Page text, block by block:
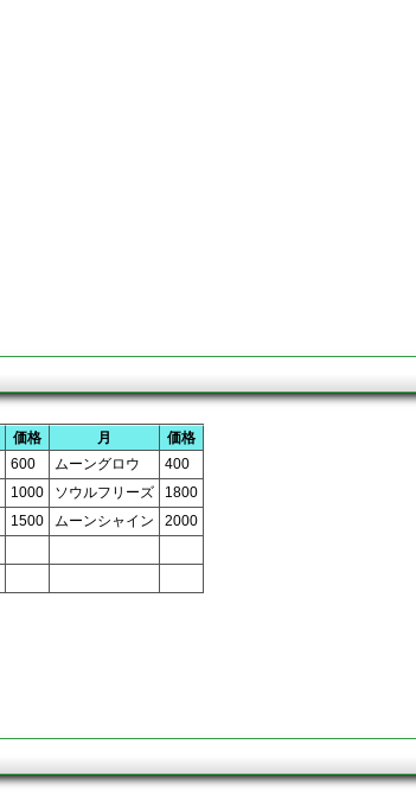
価格 月
価格
600 ムーングロウ
400
1000 ソウルフリーズ
1800
1500 ムーンシャイン
2000